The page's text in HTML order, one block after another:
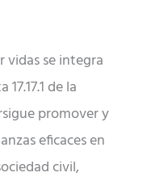
vidas se integra
de la
promover y
eficaces en
civil,